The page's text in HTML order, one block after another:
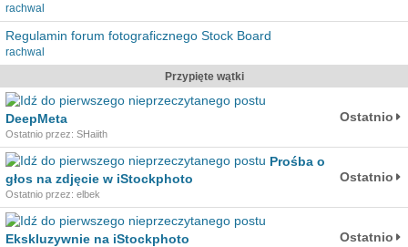
rachwal
Regulamin forum fotograficznego Stock Board
rachwal
Przypięte wątki
DeepMeta
Ostatnio przez: SHaiith
Ostatnio
Prośba o
głos na zdjęcie w iStockphoto
Ostatnio przez: elbek
Ostatnio
Ekskluzywnie na iStockphoto Ostatnio